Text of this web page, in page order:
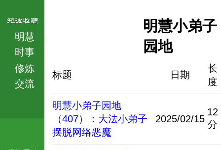
明慧
时事
修炼
交流
明慧小弟子
园地
标题 日期
长
度
明慧小弟子园地
（407）：大法小弟子
摆脱网络恶魔
2025/02/15
12
分